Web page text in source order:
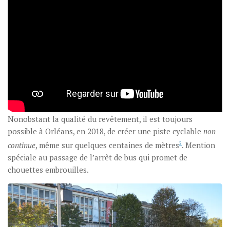
Nonobstant la qualité du revêtement, il est toujours
possible à Orléans, en 2018, de créer une piste cyclable non
continue, même sur quelques centaines de mètres2. Mention
spéciale au passage de l’arrêt de bus qui promet de
chouettes embrouilles.